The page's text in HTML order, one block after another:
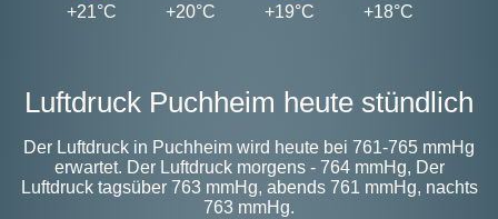
+21°C +20°C +19°C +18°C
Luftdruck Puchheim heute stündlich
Der Luftdruck in Puchheim wird heute bei 761-765 mmHg
erwartet. Der Luftdruck morgens - 764 mmHg, Der
Luftdruck tagsüber 763 mmHg, abends 761 mmHg, nachts
763 mmHg.